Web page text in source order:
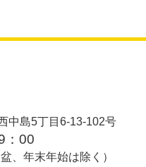
中島5丁目6-13-102号
：00
、年末年始は除く）